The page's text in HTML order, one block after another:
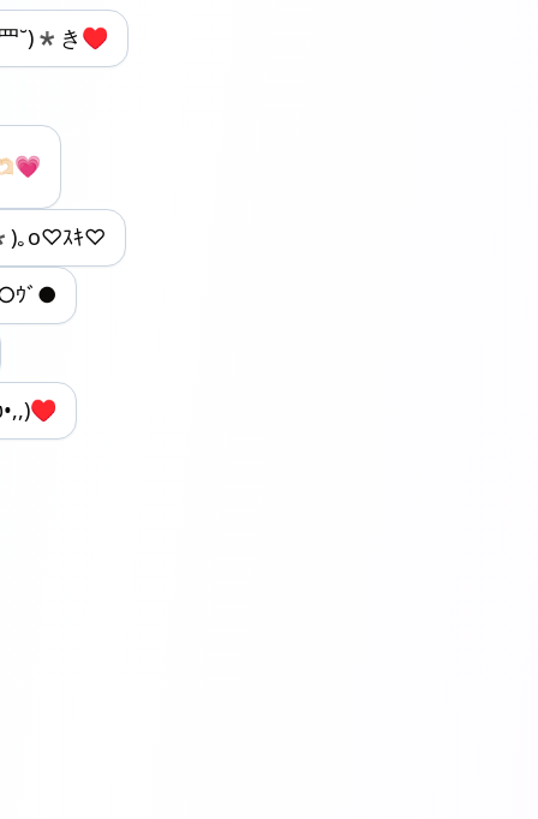
˘)*き♥
｡o♡ｽｷ♡
ｳﾞ●